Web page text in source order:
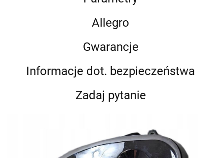
Allegro
Gwarancje
Informacje dot. bezpieczeństwa
Zadaj pytanie